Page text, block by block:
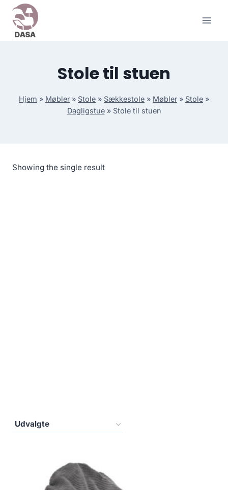
Skip
content
Stole til stuen
Hjem » Møbler » Stole » Sækkestole » Møbler » Stole »
Dagligstue» Stole til stuen
Showing the single result